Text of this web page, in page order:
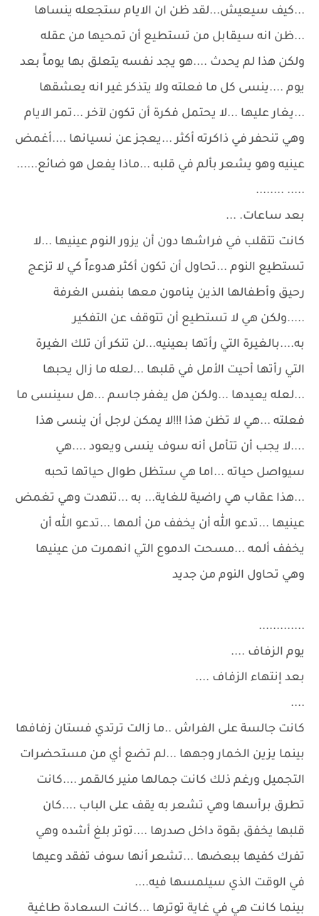
...كيف سيعيش...لقد ظن ان الايام ستجعله ينساها
...ظن انه سيقابل من تستطيع أن تمحيها من عقله
ولكن هذا لم يحدث ....هو يجد نفسه يتعلق بها يوماً بعد
يوم ....ينسى كل ما فعلته ولا يتذكر غير انه يعشقها
...يغار عليها ...لا يحتمل فكرة أن تكون لآخر ...تمر الايام
وهي تنحفر في ذاكرته أكثر ...يعجز عن نسيانها ....أغمض
عينيه وهو يشعر بألم في قلبه ...ماذا يفعل هو ضائع......
..... ........
بعد ساعات. ...
كانت تتقلب في فراشها دون أن يزور النوم عينيها ...لا
تستطيع النوم ...تحاول أن تكون أكثر هدوءاً كي لا تزعج
رحيق وأطفالها الذين ينامون معها بنفس الغرفة
.....ولكن هي لا تستطيع أن تتوقف عن التفكير
به....بالغيرة التي رأتها بعينيه...لن تنكر أن تلك الغيرة
التي رأتها أحيت الأمل في قلبها ...لعله ما زال يحبها
...لعله يعيدها ...ولكن هل يغفر جاسم ...هل سينسى ما
فعلته ...هي لا تظن هذا !!!لا يمكن لرجل أن ينسى هذا
....لا يجب أن تتأمل أنه سوف ينسى ويعود ....هي
سيواصل حياته ...اما هي ستظل طوال حياتها تحبه
...هذا عقاب هي راضية للغاية... به ...تنهدت وهي تغمض
عينيها ...تدعو الله أن يخفف من ألمها ...تدعو الله أن
يخفف ألمه ...مسحت الدموع التي انهمرت من عينيها
وهي تحاول النوم من جديد
.............
يوم الزفاف ....
بعد إنتهاء الزفاف ....
....
كانت جالسة على الفراش ..ما زالت ترتدي فستان زفافها
بينما يزين الخمار وجهها ...لم تضع أي من مستحضرات
التجميل ورغم ذلك كانت جمالها منير كالقمر ....كانت
تطرق برأسها وهي تشعر به يقف على الباب ....كان
قلبها يخفق بقوة داخل صدرها ....توتر بلغ أشده وهي
تفرك كفيها ببعضها ...تشعر أنها سوف تفقد وعيها
في الوقت الذي سيلمسها فيه....
بينما كانت هي في غاية توترها ...كانت السعادة طاغية